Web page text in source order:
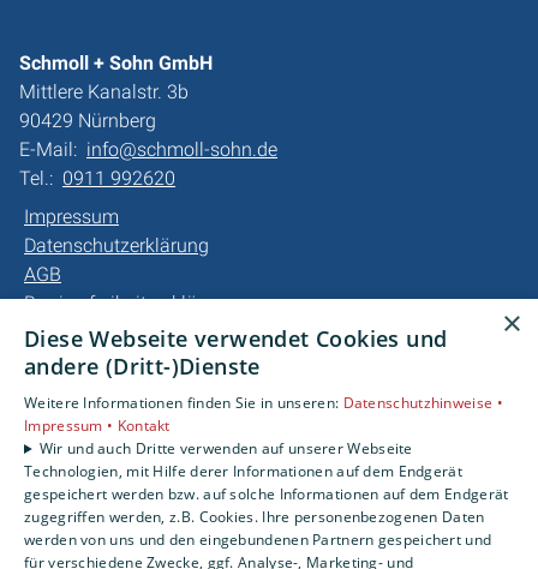
Schmoll + Sohn GmbH
Mittlere Kanalstr. 3b
90429 Nürnberg
E-Mail: info@schmoll-sohn.de
Tel.: 0911 992620
Impressum
Datenschutzerklärung
AGB
Barrierefreiheitserklärung
Unsere Bereiche
Gewerbekunden
Karriere
Unternehmen
Kontakt
×
Diese Webseite verwendet Cookies und
andere (Dritt-)Dienste
Weitere Informationen finden Sie in unseren: Datenschutzhinweise •
Impressum • Kontakt
Wir und auch Dritte verwenden auf unserer Webseite
Technologien, mit Hilfe derer Informationen auf dem Endgerät
gespeichert werden bzw. auf solche Informationen auf dem Endgerät
zugegriffen werden, z.B. Cookies. Ihre personenbezogenen Daten
werden von uns und den eingebundenen Partnern gespeichert und
für verschiedene Zwecke, ggf. Analyse-, Marketing- und